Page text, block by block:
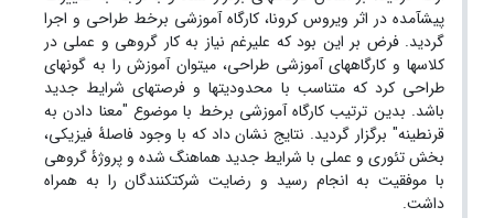
پیش­آمده در اثر ویروس کرونا، کارگاه آموزشی برخط طراحی و اجرا
گردید. فرض بر این بود که علی­رغم نیاز به کار گروهی و عملی در
کلاس­ها و کارگاه­های آموزشی طراحی، می­توان آموزش را به گونه­ای
طراحی کرد که متناسب با محدودیت­ها و فرصت­های شرایط جدید
باشد. بدین ترتیب کارگاه آموزشی برخط با موضوع "معنا دادن به
قرنطینه" برگزار گردید. نتایج نشان داد که با وجود فاصلۀ فیزیکی،
بخش تئوری و عملی با شرایط جدید هماهنگ شده و پروژۀ گروهی
با موفقیت به انجام رسید و رضایت شرکت­کنندگان را به همراه
داشت.